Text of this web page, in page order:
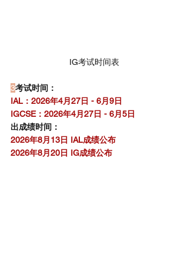
IG考试时间表
3考试时间：
IAL：2026年4月27日 - 6月9日
IGCSE：2026年4月27日 - 6月5日
出成绩时间：
2026年8月13日 IAL成绩公布
2026年8月20日 IG成绩公布